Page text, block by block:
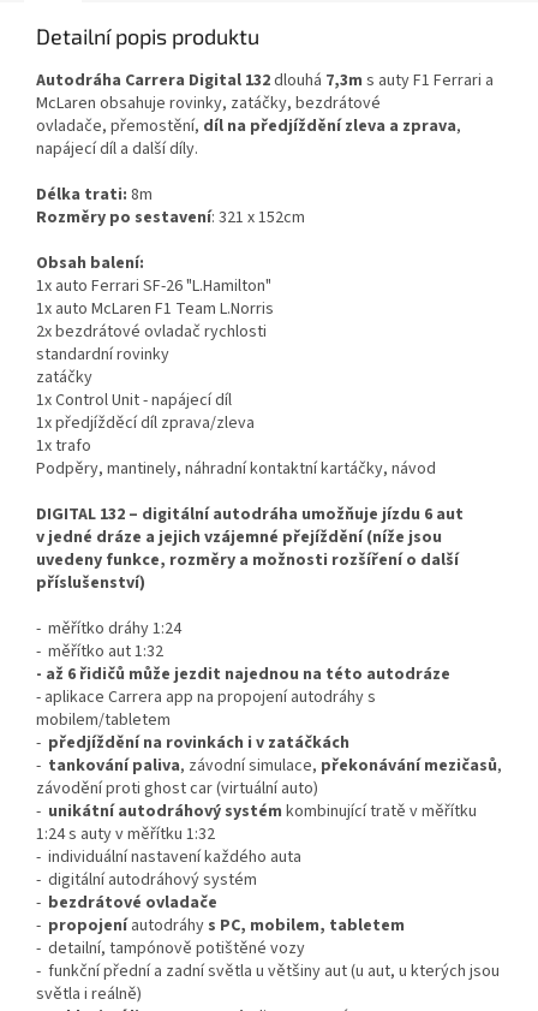
Detailní popis produktu
Autodráha Carrera Digital 132dlouhá 7,3m s auty F1 Ferrari a
McLaren obsahuje rovinky, zatáčky, bezdrátové
ovladače, přemostění, díl na předjíždění zleva a zprava,
napájecí díl a další díly.
Délka trati: 8m
Rozměry po sestavení: 321 x 152cm
Obsah balení:
1x auto Ferrari SF-26 "L.Hamilton"
1x auto McLaren F1 Team L.Norris
2x bezdrátové ovladač rychlosti
standardní rovinky
zatáčky
1x Control Unit - napájecí díl
1x předjížděcí díl zprava/zleva
1x trafo
Podpěry, mantinely, náhradní kontaktní kartáčky, návod
DIGITAL 132 – digitální autodráha umožňuje jízdu 6 aut
v jedné dráze a jejich vzájemné přejíždění(níže jsou
uvedeny funkce, rozměry a možnosti rozšíření o další
příslušenství)
- měřítko dráhy 1:24
- měřítko aut 1:32
- až 6 řidičů může jezdit najednou na této autodráze
- aplikace Carrera app na propojení autodráhy s
mobilem/tabletem
- předjíždění na rovinkách i v zatáčkách
- tankování paliva, závodní simulace, překonávání mezičasů,
závodění proti ghost car (virtuální auto)
- unikátní autodráhový systém kombinující tratě v měřítku
1:24 s auty v měřítku 1:32
- individuální nastavení každého auta
- digitální autodráhový systém
- bezdrátové ovladače
- propojeníautodráhy s PC, mobilem, tabletem
- detailní, tampónově potištěné vozy
- funkční přední a zadní světla u většiny aut (u aut, u kterých jsou
světla i reálně)